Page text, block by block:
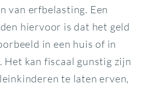
van erfbelasting. Een
hiervoor is dat het geld
in een huis of in
Het kan fiscaal gunstig zijn
te laten erven,